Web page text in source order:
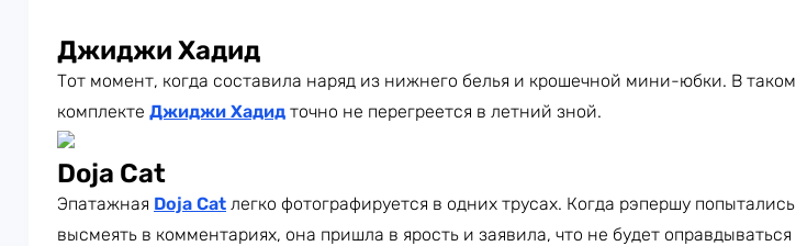
Джиджи Хадид
Тот момент, когда составила наряд из нижнего белья и крошечной мини-юбки. В таком
комплекте Джиджи Хадид точно не перегреется в летний зной.
Doja Cat
Эпатажная Doja Cat легко фотографируется в одних трусах. Когда рэпершу попытались
высмеять в комментариях, она пришла в ярость и заявила, что не будет оправдываться